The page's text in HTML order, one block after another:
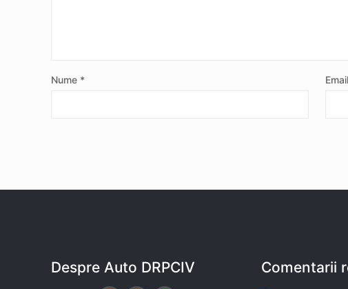
Nume * Email
Despre Auto DRPCIV Comentarii